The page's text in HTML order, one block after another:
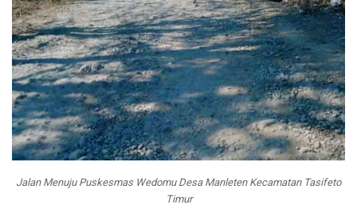
Jalan Menuju Puskesmas Wedomu Desa Manleten Kecamatan Tasifeto
Timur